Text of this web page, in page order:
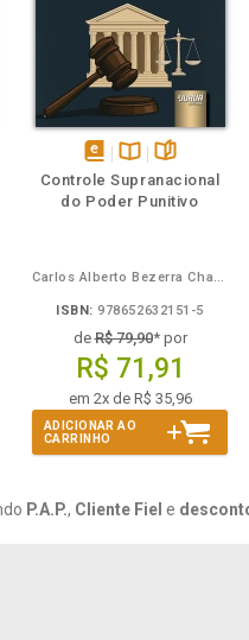
disponível
em
Disponível
na
páginas
Controle Supranacional
do Poder Punitivo
Carlos Alberto Bezerra Chagas
ISBN: 978652632151-5
deR$ 79,90* por
R$ 71,91
em 2x de R$ 35,96
ADICIONAR AO
CARRINHO
Também
P.A.P., Cliente Fiel e